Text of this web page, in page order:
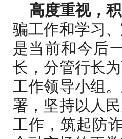
高度重视，积
骗工作和学习
是当前和今后
长，分管行长
工作领导小组
署，坚持以人
工作，筑起防